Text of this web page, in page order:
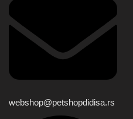
webshop@petshopdidisa.rs